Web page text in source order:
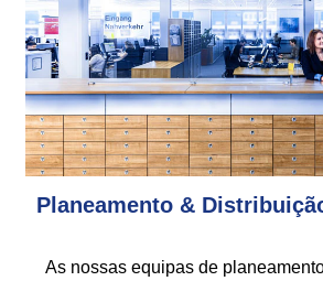
Planeamento &
As nossas equipas de